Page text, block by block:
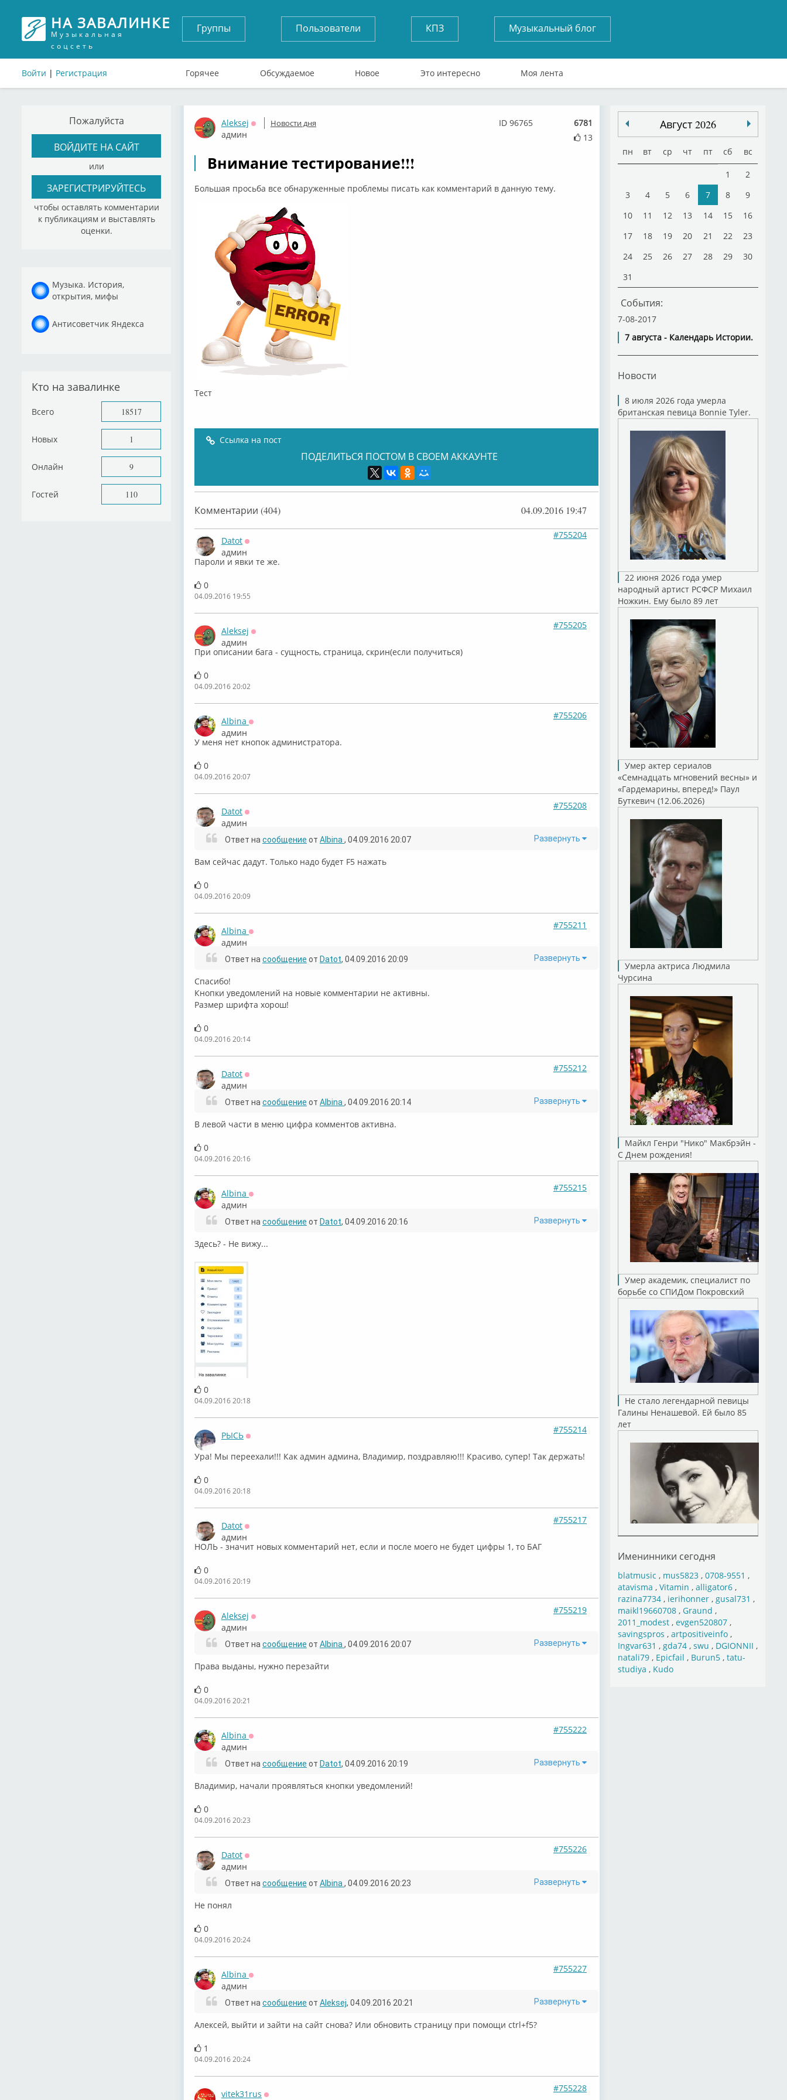
НА ЗАВАЛИНКЕ
Музыкальная
соцсеть
Войти | Регистрация
Группы Пользователи КПЗ Музыкальный блог
Горячее Обсуждаемое Новое Это интересно Моя лента
Пожалуйста
ВОЙДИТЕ НА САЙТ
или
ЗАРЕГИСТРИРУЙТЕСЬ
чтобы оставлять комментарии
к публикациям и выставлять
оценки.
Музыка. История,
открытия, мифы
Антисоветчик Яндекса
Кто на завалинке
Всего 18517
Новых 1
Онлайн 9
Гостей 110
Aleksej
Оффлайн
админ
Новости дня
6781
13
ID 96765
Внимание тестирование!!!
Большая просьба все обнаруженные проблемы писать как комментарий в данную тему.
Тест
Ссылка на пост
ПОДЕЛИТЬСЯ ПОСТОМ В СВОЕМ АККАУНТЕ
Комментарии (404) 04.09.2016 19:47
Datot
Оффлайн
админ
#755204
Пароли и явки те же.
0
04.09.2016 19:55
Aleksej
админ
#755205
При описании бага - сущность, страница, скрин(если получиться)
0
04.09.2016 20:02
Albina
админ
#755206
У меня нет кнопок администратора.
0
04.09.2016 20:07
Datot
Оффлайн
админ
#755208
Развернуть
Ответ на сообщение от Albina , 04.09.2016 20:07
Вам сейчас дадут. Только надо будет F5 нажать
0
04.09.2016 20:09
Albina
админ
#755211
Развернуть
Ответ на сообщение от Datot, 04.09.2016 20:09
Спасибо!
Кнопки уведомлений на новые комментарии не активны.
Размер шрифта хорош!
0
04.09.2016 20:14
Datot
Оффлайн
админ
#755212
Развернуть
Ответ на сообщение от Albina , 04.09.2016 20:14
В левой части в меню цифра комментов активна.
0
04.09.2016 20:16
Albina
админ
#755215
Развернуть
Ответ на сообщение от Datot, 04.09.2016 20:16
Здесь? - Не вижу...
0
04.09.2016 20:18
РЫСЬ
#755214
Ура! Мы переехали!!! Как админ админа, Владимир, поздравляю!!! Красиво, супер! Так держать!
0
04.09.2016 20:18
Datot
Оффлайн
админ
#755217
НОЛЬ - значит новых комментарий нет, если и после моего не будет цифры 1, то БАГ
0
04.09.2016 20:19
Aleksej
админ
#755219
Развернуть
Ответ на сообщение от Albina , 04.09.2016 20:07
Права выданы, нужно перезайти
0
04.09.2016 20:21
Albina
админ
#755222
Развернуть
Ответ на сообщение от Datot, 04.09.2016 20:19
Владимир, начали проявляться кнопки уведомлений!
0
04.09.2016 20:23
Datot
Оффлайн
админ
#755226
Развернуть
Ответ на сообщение от Albina , 04.09.2016 20:23
Не понял
0
04.09.2016 20:24
Albina
админ
#755227
Развернуть
Ответ на сообщение от Aleksej, 04.09.2016 20:21
Алексей, выйти и зайти на сайт снова? Или обновить страницу при помощи ctrl+f5?
1
04.09.2016 20:24
vitek31rus
#755228
Август 2026
пн вт ср чт пт сб вс
1
2
3
4 5 6 7 8
9
10
11 12 13 14 15
16
17
18 19 20 21 22
23
24
25 26 27 28 29
30
31
События:
7-08-2017
7 августа - Календарь Истории.
Новости
8 июля 2026 года умерла
британская певица Bonnie Tyler.
22 июня 2026 года умер
народный артист РСФСР Михаил
Ножкин. Ему было 89 лет
Умер актер сериалов
«Семнадцать мгновений весны» и
«Гардемарины, вперед!» Паул
Буткевич (12.06.2026)
Умерла актриса Людмила
Чурсина
Майкл Генри "Нико" Макбрэйн -
С Днем рождения!
Умер академик, специалист по
борьбе со СПИДом Покровский
Не стало легендарной певицы
Галины Ненашевой. Ей было 85
лет
Именинники сегодня
blatmusic , mus5823, 0708-9551 ,
atavisma , Vitamin , alligator6,
razina7734, ierihonner, gusal731 ,
maikl19660708, Graund ,
2011_modest, evgen520807,
savingspros , artpositiveinfo,
Ingvar631 , gda74, swu , DGIONNII ,
natali79, Epicfail , Burun5, tatu-
studiya , Kudo